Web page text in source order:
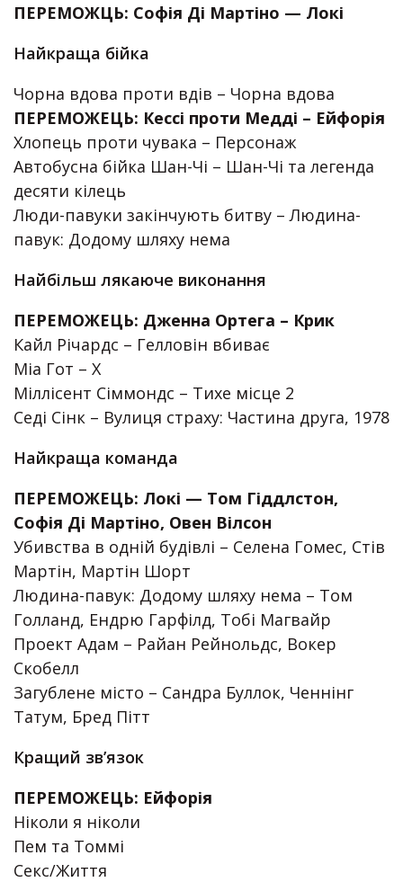
ПЕРЕМОЖЦЬ: Софія Ді Мартіно — Локі
Найкраща бійка
Чорна вдова проти вдів – Чорна вдова
ПЕРЕМОЖЕЦЬ: Кессі проти Медді – Ейфорія
Хлопець проти чувака – Персонаж
Автобусна бійка Шан-Чі – Шан-Чі та легенда
десяти кілець
Люди-павуки закінчують битву – Людина-
павук: Додому шляху нема
Найбільш лякаюче виконання
ПЕРЕМОЖЕЦЬ: Дженна Ортега – Крик
Кайл Річардс – Гелловін вбиває
Міа Гот – Х
Міллісент Сіммондс – Тихе місце 2
Седі Сінк – Вулиця страху: Частина друга, 1978
Найкраща команда
ПЕРЕМОЖЕЦЬ: Локі — Том Гіддлстон,
Софія Ді Мартіно, Овен Вілсон
Убивства в одній будівлі – Селена Гомес, Стів
Мартін, Мартін Шорт
Людина-павук: Додому шляху нема – Том
Голланд, Ендрю Гарфілд, Тобі Магвайр
Проект Адам – ​​Райан Рейнольдс, Вокер
Скобелл
Загублене місто – Сандра Буллок, Ченнінг
Татум, Бред Пітт
Кращий зв’язок
ПЕРЕМОЖЕЦЬ: Ейфорія
Ніколи я ніколи
Пем та Томмі
Секс/Життя